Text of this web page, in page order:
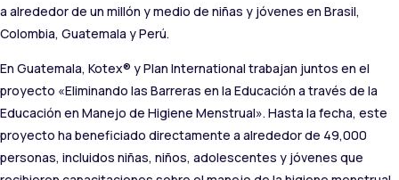
a alrededor de un millón y medio de niñas y jóvenes en Brasil,
Colombia, Guatemala y Perú.
En Guatemala, Kotex® y Plan International trabajan juntos en el
proyecto «Eliminando las Barreras en la Educación a través de la
Educación en Manejo de Higiene Menstrual». Hasta la fecha, este
proyecto ha beneficiado directamente a alrededor de 49,000
personas, incluidos niñas, niños, adolescentes y jóvenes que